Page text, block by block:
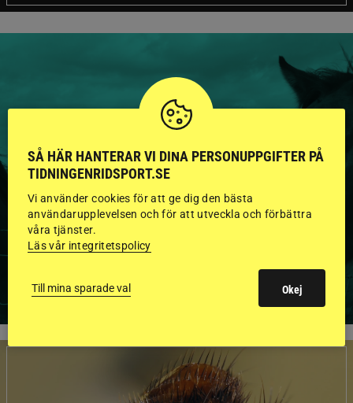
HINGSTAR ONLINE
GODKÄNDA HINGSTAR I
FLERA KATEGORIER MED
BILDER OCH FAKTA
SÅ HÄR HANTERAR VI DINA PERSONUPPGIFTER PÅ
TIDNINGENRIDSPORT.SE
Vi använder cookies för att ge dig den bästa
användarupplevelsen och för att utveckla och förbättra
våra tjänster.
Läs vår integritetspolicy
Till mina sparade val Okej